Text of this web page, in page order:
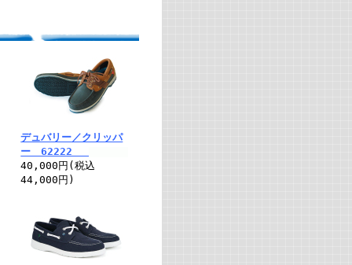
デュバリー／クリッパ
ー 62222
40,000円(税込
44,000円)